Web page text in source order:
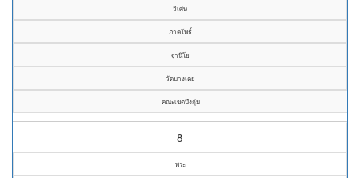
วิเศษ
ภาคโพธิ์
ฐานิโย
วัดบางเตย
คณะเขตบึงกุ่ม
8
พระ